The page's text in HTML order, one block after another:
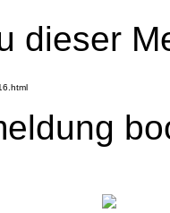
dieser